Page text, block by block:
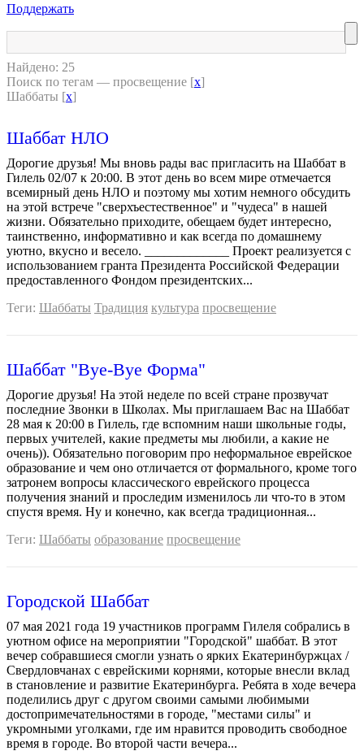
Поддержать
Найдено: 25
Поиск по тегам — просвещение [x]
Шаббаты [x]
Шаббат НЛО
Дорогие друзья! Мы вновь рады вас пригласить на Шаббат в
Гилель 02/07 к 20:00. В этот день во всем мире отмечается
всемирный день НЛО и поэтому мы хотим немного обсудить
на этой встрече "сверхъестественное" и "чудеса" в нашей
жизни. Обязательно приходите, обещаем будет интересно,
таинственно, информативно и как всегда по домашнему
уютно, вкусно и весело. _____________ Проект реализуется с
использованием гранта Президента Российской Федерации
предоставленного Фондом президентских...
Теги: Шаббаты Традиция культура просвещение
Шаббат "Bye-Bye Форма"
Дорогие друзья! На этой неделе по всей стране прозвучат
последние Звонки в Школах. Мы приглашаем Вас на Шаббат
28 мая к 20:00 в Гилель, где вспомним наши школьные годы,
первых учителей, какие предметы мы любили, а какие не
очень)). Обязательно поговорим про неформальное еврейское
образование и чем оно отличается от формального, кроме того
затронем вопросы классического еврейского процесса
получения знаний и проследим изменилось ли что-то в этом
спустя время. Ну и конечно, как всегда традиционная...
Теги: Шаббаты образование просвещение
Городской Шаббат
07 мая 2021 года 19 участников программ Гилеля собрались в
уютном офисе на мероприятии "Городской" шаббат. В этот
вечер собравшиеся смогли узнать о ярких Екатеринбуржцах /
Свердловчанах с еврейскими корнями, которые внесли вклад
в становление и развитие Екатеринбурга. Ребята в ходе вечера
поделились друг с другом своими самыми любимыми
достопримечательностями в городе, "местами силы" и
укромными уголками, где им нравится проводить свободное
время в городе. Во второй части вечера...